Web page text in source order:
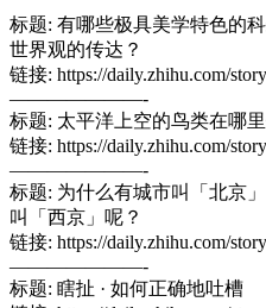
标题: 有哪些极具美学特色的
世界观的传达？
链接: https://daily.zhihu.com/
———————-
标题: 太平洋上空的鸟类在哪
链接: https://daily.zhihu.com/
———————-
标题: 为什么有城市叫「北京
叫「西京」呢？
链接: https://daily.zhihu.com/
———————-
标题: 瞎扯 · 如何正确地吐槽